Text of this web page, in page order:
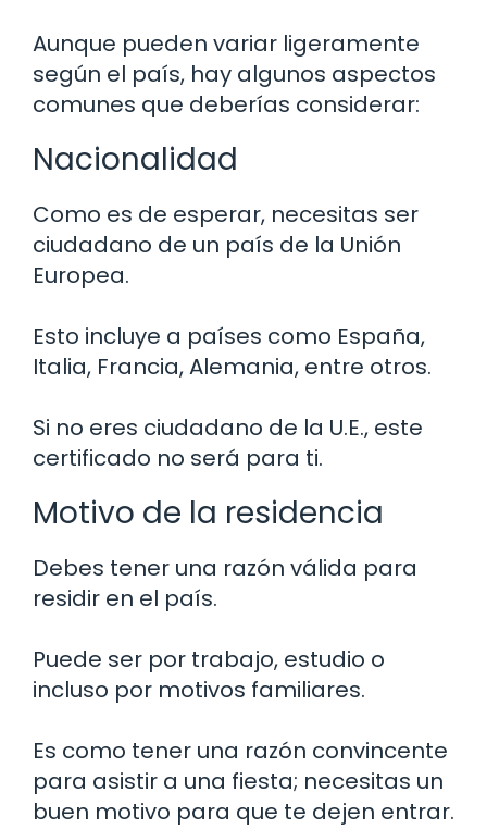
Aunque pueden variar ligeramente
según el país, hay algunos aspectos
comunes que deberías considerar:
Nacionalidad
Como es de esperar, necesitas ser
ciudadano de un país de la Unión
Europea.
Esto incluye a países como España,
Italia, Francia, Alemania, entre otros.
Si no eres ciudadano de la U.E., este
certificado no será para ti.
Motivo de la residencia
Debes tener una razón válida para
residir en el país.
Puede ser por trabajo, estudio o
incluso por motivos familiares.
Es como tener una razón convincente
para asistir a una fiesta; necesitas un
buen motivo para que te dejen entrar.